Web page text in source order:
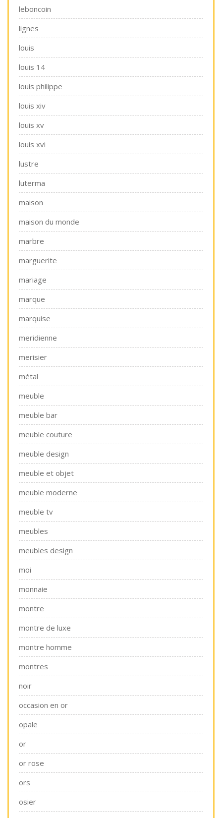
leboncoin
lignes
louis
louis 14
louis philippe
louis xiv
louis xv
louis xvi
lustre
luterma
maison
maison du monde
marbre
marguerite
mariage
marque
marquise
meridienne
merisier
métal
meuble
meuble bar
meuble couture
meuble design
meuble et objet
meuble moderne
meuble tv
meubles
meubles design
moi
monnaie
montre
montre de luxe
montre homme
montres
noir
occasion en or
opale
or
or rose
ors
osier